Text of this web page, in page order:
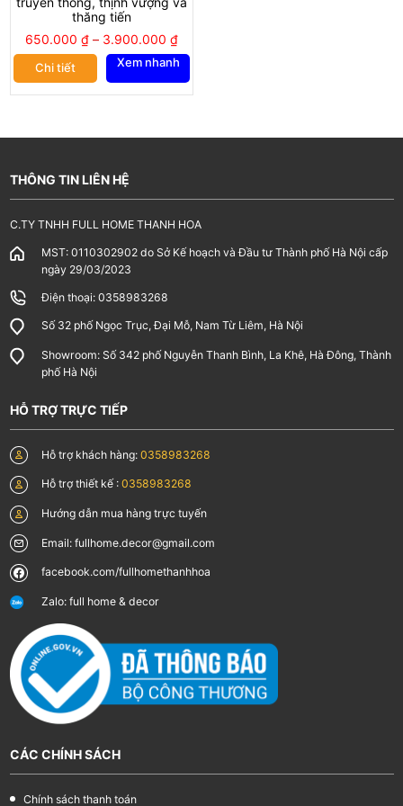
Địa chỉ showroom: Số 342 phố Nguyễn Thanh Bình, phường La
Định vị:https://maps.app.goo.gl/iQuVr1zkM5J6Ftve8
Công ty TNHH full home Thanh Hoa
Website:fullhome-decor.com; Gmail: fullhome.decor@gmail.com
Hotline: 0358983268
thăng tiến
650.000 ₫– 3.900.000 ₫
Xem nhanh
Chi tiết
THÔNG TIN LIÊN HỆ
C.TY TNHH FULL HOME THANH HOA
MST: 0110302902 do Sở Kế hoạch và Đầu tư Thành phố Hà Nội cấp
ngày 29/03/2023
Điện thoại: 0358983268
Số 32 phố Ngọc Trục, Đại Mỗ, Nam Từ Liêm, Hà Nội
Showroom: Số 342 phố Nguyễn Thanh Bình, La Khê, Hà Đông, Thành
phố Hà Nội
HỖ TRỢ TRỰC TIẾP
Hỗ trợ khách hàng: 0358983268
Hỗ trợ thiết kế : 0358983268
Hướng dẫn mua hàng trực tuyến
Email: fullhome.decor@gmail.com
facebook.com/fullhomethanhhoa
Zalo: full home & decor
CÁC CHÍNH SÁCH
Chính sách thanh toán